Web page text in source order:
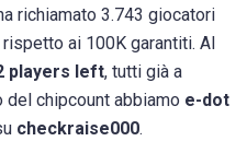
richiamato 3.743 giocatori
ai 100K garantiti. Al
players left, tutti già a
del chipcount abbiamo e-dot
checkraise000.